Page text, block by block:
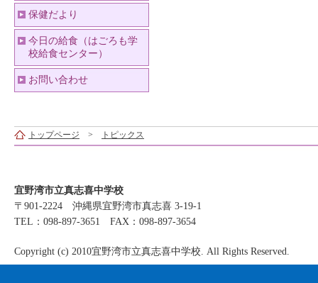
保健だより
今日の給食（はごろも学
校給食センター）
お問い合わせ
トップページ > トピックス
宜野湾市立真志喜中学校
〒901-2224 沖縄県宜野湾市真志喜 3-19-1
TEL：098-897-3651 FAX：098-897-3654
Copyright (c) 2010宜野湾市立真志喜中学校. All Rights Reserved.